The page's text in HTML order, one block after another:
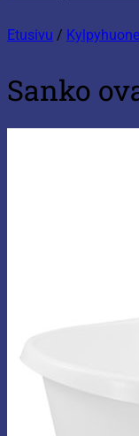
Etusivu / Kylpyhuone
Sanko